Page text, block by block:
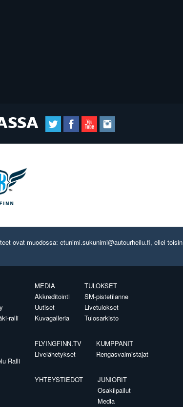
ovat muodossa: etunimi.sukunimi@autourheilu.fi, ellei toisin
ralli
Ralli
MEDIA
Akkreditointi
Uutiset
Kuvagalleria
TULOKSET
SM-pistetilanne
Livetulokset
Tulosarkisto
FLYINGFINN.TV
Livelähetykset
KUMPPANIT
Rengasvalmistajat
YHTEYSTIEDOT
JUNIORIT
Osakilpailut
Media